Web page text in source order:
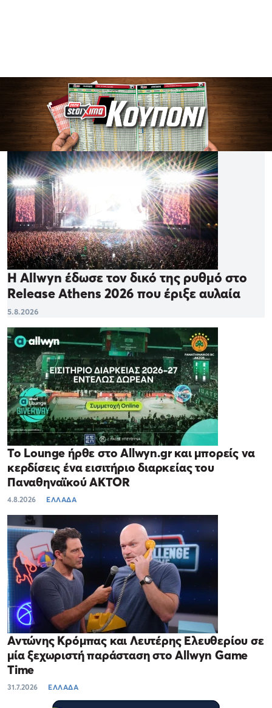
Η Allwyn έδωσε τον δικό της ρυθμό στο
Release Athens 2026 που έριξε αυλαία
5.8.2026
Το Lounge ήρθε στο Allwyn.gr και μπορείς να
κερδίσεις ένα εισιτήριο διαρκείας του
Παναθηναϊκού AKTOR
4.8.2026 ΕΛΛΑΔΑ
Αντώνης Κρόμπας και Λευτέρης Ελευθερίου σε
μία ξεχωριστή παράσταση στο Allwyn Game
Time
31.7.2026 ΕΛΛΑΔΑ